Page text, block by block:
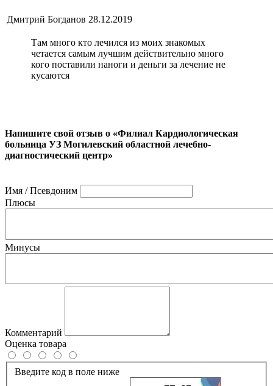
Дмитрий Богданов 28.12.2019
Там много кто лечился из моих знакомых
четается самым лучшим действительно много
кого поставили наноги и деньги за лечение не
кусаются
Напишите свой отзыв о «Филиал Кардиологическая
больница УЗ Могилевский областной лечебно-
диагностический центр»
Имя / Псевдоним
Плюсы
Минусы
Комментарий
Оценка товара
Введите код в поле ниже